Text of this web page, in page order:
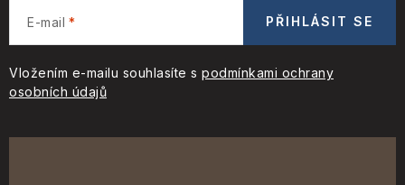
E-mail
Vložením e-mailu souhlasíte s podmínkami ochrany
osobních údajů
PŘIHLÁSIT SE